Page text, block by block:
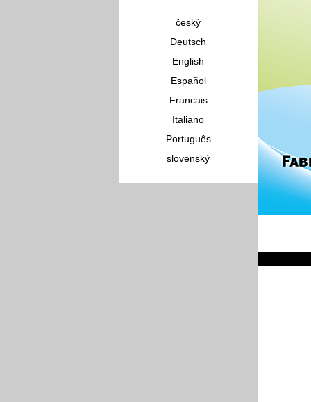
český
Deutsch
English
Español
Francais
Italiano
Português
slovenský